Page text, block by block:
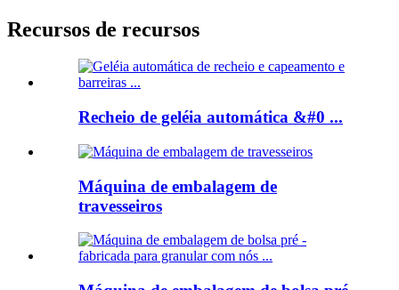
Recursos de recursos
Recheio de geléia automática &#0 ...
Máquina de embalagem de
travesseiros